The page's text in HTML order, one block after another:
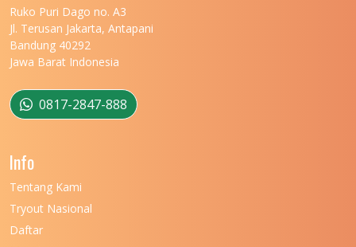
Ruko Puri Dago no. A3
Jl. Terusan Jakarta, Antapani
Bandung 40292
Jawa Barat Indonesia
0817-2847-888
Info
Tentang Kami
Tryout Nasional
Daftar